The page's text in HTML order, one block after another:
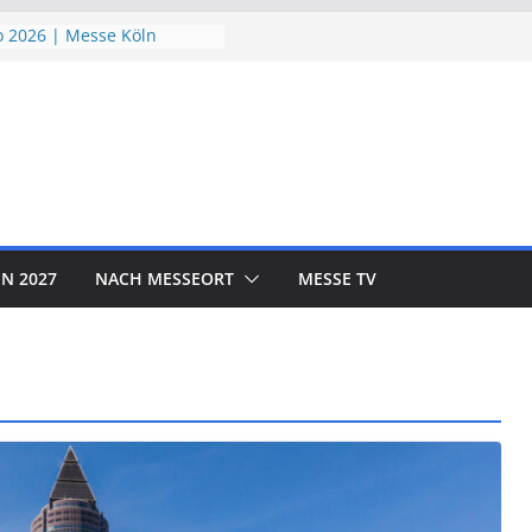
2026 | Messe Köln
EXPO 2026 | Messe
2027 NACH MESSEORT MESSE TV